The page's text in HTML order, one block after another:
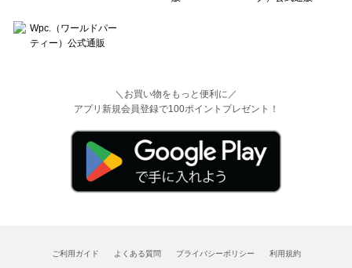
＼お買い物をもっと便利に／
アプリ新規会員登録で100ポイントプレゼント！
ご利用ガイド よくある質問 プライバシーポリシー 利用規約